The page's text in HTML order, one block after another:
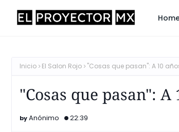
Inicio El Salon Rojo "Cosas que pasan": A 10
"Cosas que pasan":
Anónimo 22:39